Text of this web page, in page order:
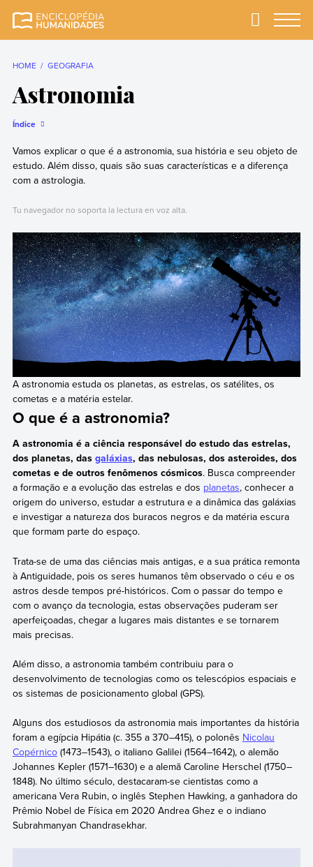
completa e mais
Primary
HOME GEOGRAFIA
Astronomia
Índice
Vamos explicar o que é a astronomia, sua história e seu objeto de
estudo. Além disso, quais são suas características e a diferença
com a astrologia.
Tu navegador no soporta la lectura en voz alta.
A astronomia estuda os planetas, as estrelas, os satélites, os
cometas e a matéria estelar.
O que é a astronomia?
A astronomia é a ciência responsável do estudo das estrelas,
dos planetas, das galáxias, das nebulosas, dos asteroides, dos
cometas e de outros fenômenos cósmicos. Busca compreender
a formação e a evolução das estrelas e dos planetas, conhecer a
origem do universo, estudar a estrutura e a dinâmica das galáxias
e investigar a natureza dos buracos negros e da matéria escura
que formam parte do espaço.
Trata-se de uma das ciências mais antigas, e a sua prática remonta
à Antiguidade, pois os seres humanos têm observado o céu e os
astros desde tempos pré-históricos. Com o passar do tempo e
com o avanço da tecnologia, estas observações puderam ser
aperfeiçoadas, chegar a lugares mais distantes e se tornarem
mais precisas.
Além disso, a astronomia também contribuiu para o
desenvolvimento de tecnologias como os telescópios espaciais e
os sistemas de posicionamento global (GPS).
Alguns dos estudiosos da astronomia mais importantes da história
foram a egípcia Hipátia (c. 355 a 370–415), o polonês Nicolau
Copérnico(1473–1543), o italiano Galilei (1564–1642), o alemão
Johannes Kepler (1571–1630) e a alemã Caroline Herschel (1750–
1848). No último século, destacaram-se cientistas como a
americana Vera Rubin, o inglês Stephen Hawking, a ganhadora do
Prêmio Nobel de Física em 2020 Andrea Ghez e o indiano
Subrahmanyan Chandrasekhar.